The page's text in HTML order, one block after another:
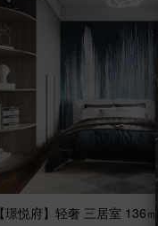
【璟悦府】轻奢 三居室 136㎡